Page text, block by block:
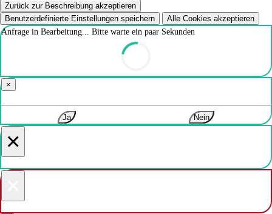
Zurück zur Beschreibung akzeptieren
Benutzerdefinierte Einstellungen speichern
Alle Cookies akzeptieren
Anfrage in Bearbeitung... Bitte warte ein paar Sekunden
×
Ja Nein
×